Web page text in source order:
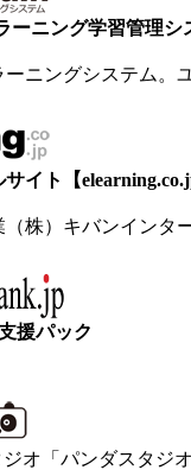
ーニング学習管理シ
ーニングシステム。
イト【
株）キバンインタ
援パック
オ「パンダスタジオ